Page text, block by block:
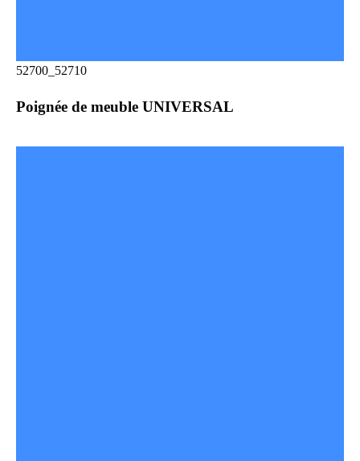
52700_52710
Poignée de meuble UNIVERSAL